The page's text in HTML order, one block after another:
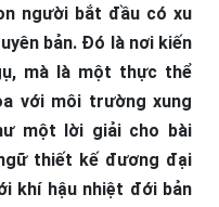
người bắt đầu có xu
bản. Đó là nơi kiến
mà là một thực thể
với môi trường xung
một lời giải cho bài
thiết kế đương đại
khí hậu nhiệt đới bản